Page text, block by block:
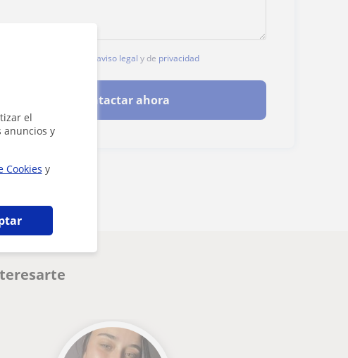
el
anuncios y
Cookies y
aviso legal y de privacidad
Contactar ahora